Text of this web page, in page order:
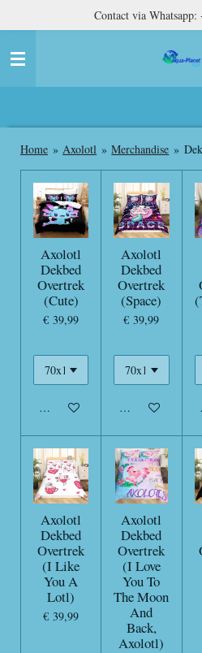
naar
hoofdinhoud
Contact via Whatsapp:
Home » Axolotl » Merchandise »
Axolotl
Dekbed
Overtrek
(Cute)
€ 39,99
In winkelwagen
Axolotl
Dekbed
Overtrek
(Space)
€ 39,99
In winkelwagen
Axolotl
Dekbed
Overtrek
(I Like
You A
Lotl)
€ 39,99
Axolotl
Dekbed
Overtrek
(I Love
You To
The Moon
And
Back,
Axolotl)